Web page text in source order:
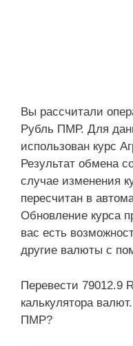
Вы рассчитали
Рубль ПМР. Для
использован курс
Результат обмена
случае изменения
пересчитан в
Обновление курса
вас есть
другие валюты с
Перевести 79012.9
калькулятора
ПМР?